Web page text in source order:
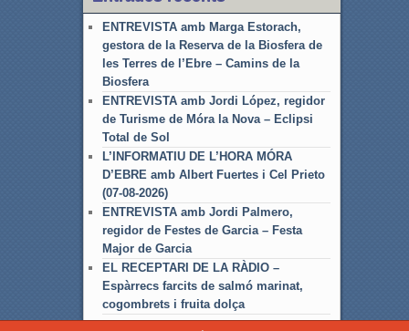
ENTREVISTA amb Marga Estorach,
gestora de la Reserva de la Biosfera de
les Terres de l’Ebre – Camins de la
Biosfera
ENTREVISTA amb Jordi López, regidor
de Turisme de Móra la Nova – Eclipsi
Total de Sol
L’INFORMATIU DE L’HORA MÓRA
D’EBRE amb Albert Fuertes i Cel Prieto
(07-08-2026)
ENTREVISTA amb Jordi Palmero,
regidor de Festes de Garcia – Festa
Major de Garcia
EL RECEPTARI DE LA RÀDIO –
Espàrrecs farcits de salmó marinat,
cogombrets i fruita dolça